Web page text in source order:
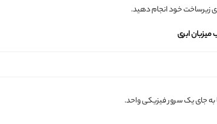
زیرساخت خود انجام دهید.
ابری
به جای یک سرور فیزیکی واحد.